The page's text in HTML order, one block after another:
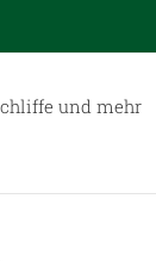
und mehr